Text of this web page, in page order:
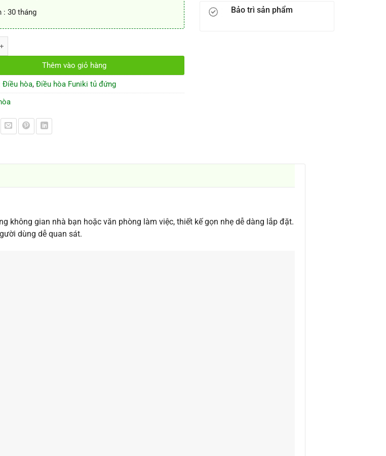
: 30 tháng
đứng Funiki FH18, 2 chiều 18000Btu số lượng
Thêm vào giỏ hàng
Điều hòa, Điều hòa Funiki tủ đứng
Bảo trì sản phẩm
không gian nhà bạn hoặc văn phòng làm việc, thiết kế gọn nhẹ dễ dàng lắp đặt.
dùng dễ quan sát.